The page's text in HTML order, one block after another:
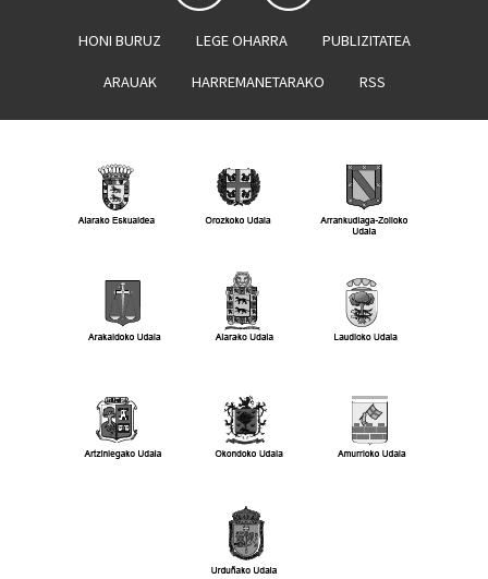
HONI BURUZ LEGE OHARRA PUBLIZITATEA
ARAUAK HARREMANETARAKO RSS